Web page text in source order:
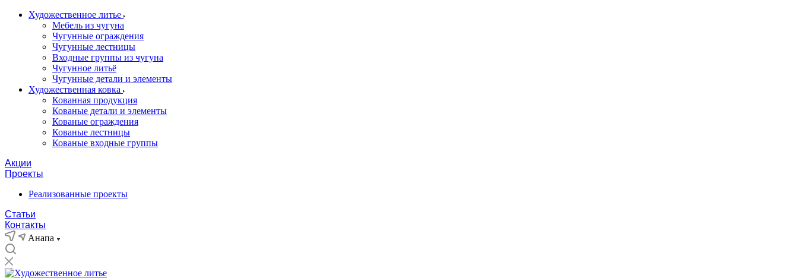
Художественное литье
Мебель из чугуна
Чугунные ограждения
Чугунные лестницы
Входные группы из чугуна
Чугунное литьё
Чугунные детали и элементы
Художественная ковка
Кованная продукция
Кованые детали и элементы
Кованые ограждения
Кованые лестницы
Кованые входные группы
Акции
Проекты
Реализованные проекты
Статьи
Контакты
Анапа